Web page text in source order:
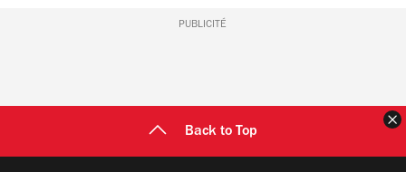
PUBLICITÉ
Back to Top